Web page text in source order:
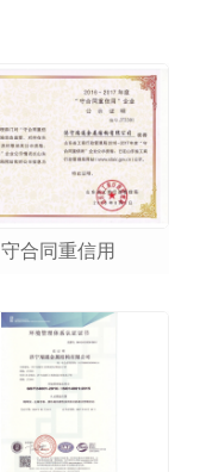
守合同重信用